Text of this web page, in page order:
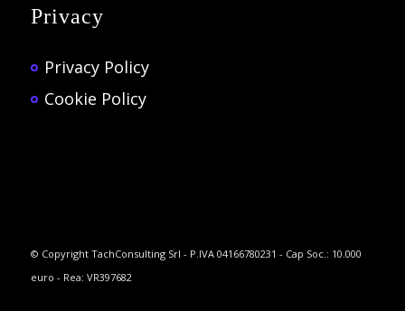
Privacy
Privacy Policy
Cookie Policy
© Copyright TachConsulting Srl - P.IVA 04166780231 - Cap Soc.: 10.000
euro - Rea: VR397682